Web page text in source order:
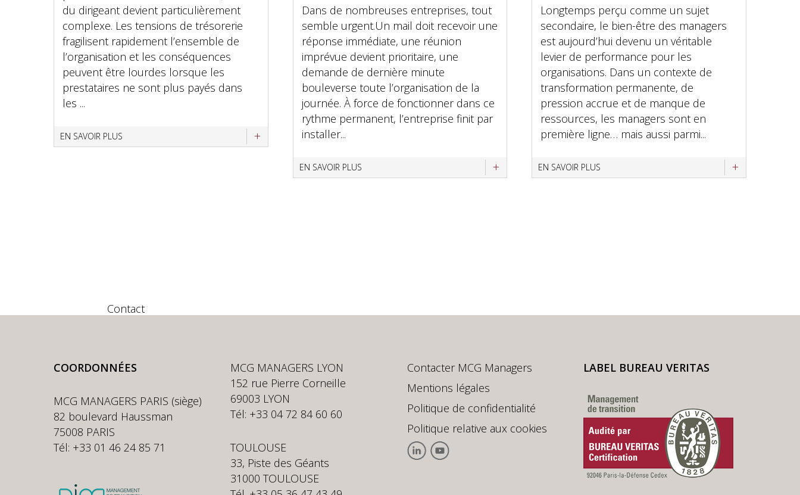
du dirigeant devient particulièrement
complexe. Les tensions de trésorerie
fragilisent rapidement l’ensemble de
l’organisation et les conséquences
peuvent être lourdes lorsque les
prestataires ne sont plus payés dans
les ...
EN SAVOIR PLUS
Dans de nombreuses entreprises, tout
semble urgent.Un mail doit recevoir une
réponse immédiate, une réunion
imprévue devient prioritaire, une
demande de dernière minute
bouleverse toute l’organisation de la
journée. À force de fonctionner dans ce
rythme permanent, l’entreprise finit par
installer...
EN SAVOIR PLUS
Longtemps perçu comme un sujet
secondaire, le bien-être des managers
est aujourd’hui devenu un véritable
levier de performance pour les
organisations. Dans un contexte de
transformation permanente, de
pression accrue et de manque de
ressources, les managers sont en
première ligne… mais aussi parmi...
EN SAVOIR PLUS
Contact
COORDONNÉES
MCG MANAGERS PARIS (siège)
82 boulevard Haussman
75008 PARIS
Tél: +33 01 46 24 85 71
MCG MANAGERS LYON
152 rue Pierre Corneille
69003 LYON
Tél: +33 04 72 84 60 60
TOULOUSE
33, Piste des Géants
31000 TOULOUSE
Contacter MCG Managers
Mentions légales
Politique de confidentialité
Politique relative aux cookies
LABEL BUREAU VERITAS